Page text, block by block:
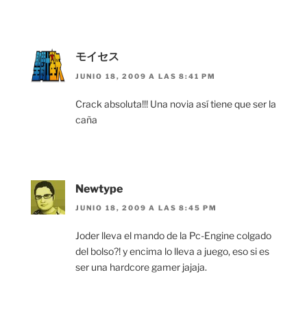
モイセス
JUNIO 18, 2009 A LAS 8:41 PM
Crack absoluta!!! Una novia así tiene que ser la
caña
Newtype
JUNIO 18, 2009 A LAS 8:45 PM
Joder lleva el mando de la Pc-Engine colgado
del bolso?! y encima lo lleva a juego, eso si es
ser una hardcore gamer jajaja.